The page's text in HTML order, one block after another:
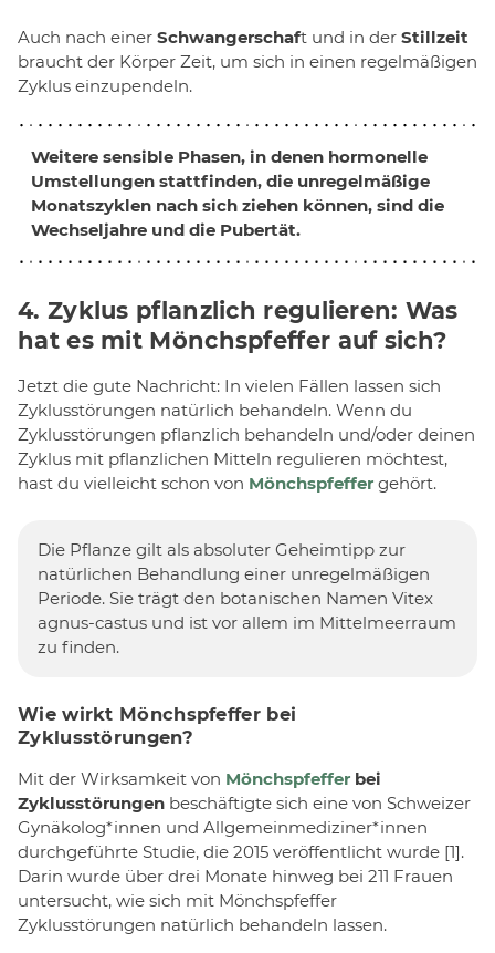
Auch nach einer Schwangerschaft und in der Stillzeit
braucht der Körper Zeit, um sich in einen regelmäßigen
Zyklus einzupendeln.
Weitere sensible Phasen, in denen hormonelle
Umstellungen stattfinden, die unregelmäßige
Monatszyklen nach sich ziehen können, sind die
Wechseljahre und die Pubertät.
4. Zyklus pflanzlich regulieren: Was
hat es mit Mönchspfeffer auf sich?
Jetzt die gute Nachricht: In vielen Fällen lassen sich
Zyklusstörungen natürlich behandeln. Wenn du
Zyklusstörungen pflanzlich behandeln und/oder deinen
Zyklus mit pflanzlichen Mitteln regulieren möchtest,
hast du vielleicht schon von Mönchspfeffer gehört.
Die Pflanze gilt als absoluter Geheimtipp zur
natürlichen Behandlung einer unregelmäßigen
Periode. Sie trägt den botanischen Namen Vitex
agnus-castus und ist vor allem im Mittelmeerraum
zu finden.
Wie wirkt Mönchspfeffer bei
Zyklusstörungen?
Mit der Wirksamkeit von Mönchspfeffer bei
Zyklusstörungen beschäftigte sich eine von Schweizer
Gynäkolog*innen und Allgemeinmediziner*innen
durchgeführte Studie, die 2015 veröffentlicht wurde [1].
Darin wurde über drei Monate hinweg bei 211 Frauen
untersucht, wie sich mit Mönchspfeffer
Zyklusstörungen natürlich behandeln lassen.